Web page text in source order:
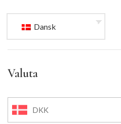
Dansk
Valuta
DKK